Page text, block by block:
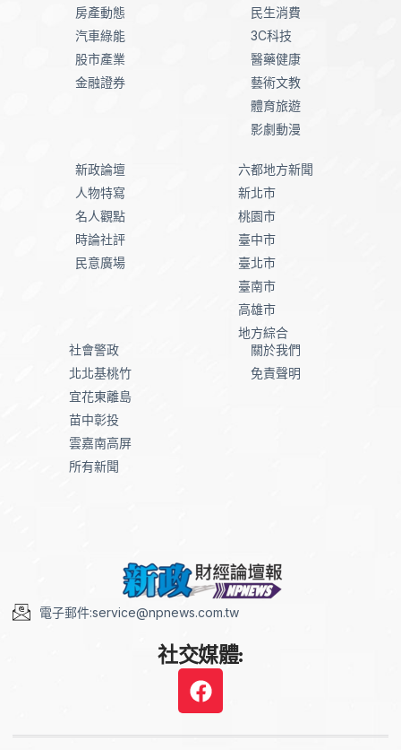
房產動態
汽車綠能
股市產業
金融證券
民生消費
3C科技
醫藥健康
藝術文教
體育旅遊
影劇動漫
新政論壇
人物特寫
名人觀點
時論社評
民意廣場
六都地方新聞
新北市
桃園市
臺中市
臺北市
臺南市
高雄市
地方綜合
社會警政
北北基桃竹
宜花東離島
苗中彰投
雲嘉南高屏
所有新聞
關於我們
免責聲明
電子郵件:service@npnews.com.tw
社交媒體: